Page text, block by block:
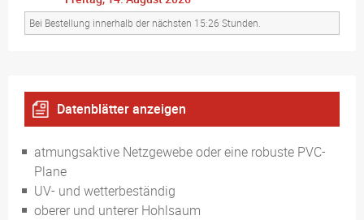
Bei Bestellung innerhalb der nächsten 15:26 Stunden.
Datenblätter anzeigen
Format geeignet für Standardgerüste
atmungsaktive Netzgewebe oder eine robuste PVC-
Plane
UV- und wetterbeständig
oberer und unterer Hohlsaum